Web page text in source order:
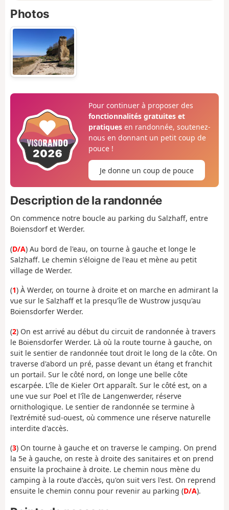
Photos
Pour continuer à proposer des
fonctionnalités gratuites et
pratiquesen randonnée, soutenez-
nous en donnant un petit coup de
pouce !
Je donne un coup de pouce
Description de la randonnée
On commence notre boucle au parking du Salzhaff, entre
Boiensdorf et Werder.
(D/A) Au bord de l'eau, on tourne à gauche et longe le
Salzhaff. Le chemin s'éloigne de l'eau et mène au petit
village de Werder.
(1) À Werder, on tourne à droite et on marche en admirant la
vue sur le Salzhaff et la presqu'île de Wustrow jusqu'au
Boiensdorfer Werder.
(2) On est arrivé au début du circuit de randonnée à travers
le Boiensdorfer Werder. Là où la route tourne à gauche, on
suit le sentier de randonnée tout droit le long de la côte. On
traverse d'abord un pré, passe devant un étang et franchit
un portail. Sur le côté nord, on longe une belle côte
escarpée. L'île de Kieler Ort apparaît. Sur le côté est, on a
une vue sur Poel et l'île de Langenwerder, réserve
ornithologique. Le sentier de randonnée se termine à
l'extrémité sud-ouest, où commence une réserve naturelle
interdite d'accès.
(3) On tourne à gauche et on traverse le camping. On prend
la 5e à gauche, on reste à droite des sanitaires et on prend
ensuite la prochaine à droite. Le chemin nous mène du
camping à la route d'accès, qu'on suit vers l'est. On reprend
ensuite le chemin connu pour revenir au parking (D/A).